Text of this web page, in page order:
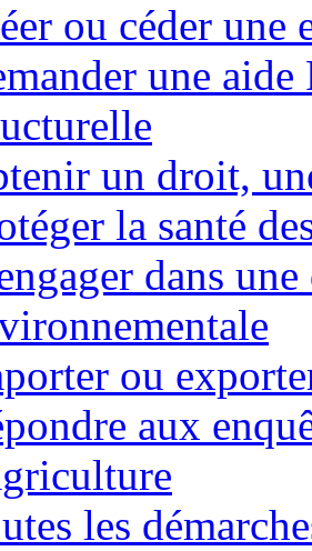
ou céder une
une
un droit,
la santé
dans
ou
aux
les